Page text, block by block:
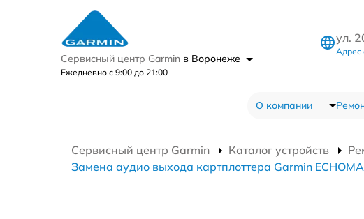
Сервисный центр Garmin в Воронеже
Ежедневно с 9:00 до 21:00
ул.
Адрес
О компании
Сервисный центр Garmin Каталог устройств
Замена аудио выхода картплоттера Garmin